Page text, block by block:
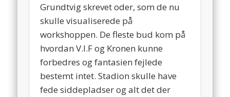
Grundtvig skrevet oder, som de nu
skulle visualiserede på
workshoppen. De fleste bud kom på
hvordan V.I.F og Kronen kunne
forbedres og fantasien fejlede
bestemt intet. Stadion skulle have
fede siddepladser og alt det der